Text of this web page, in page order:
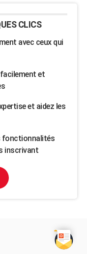
CLICS
avec ceux qui
et
et aidez les
fonctionnalités
inscrivant